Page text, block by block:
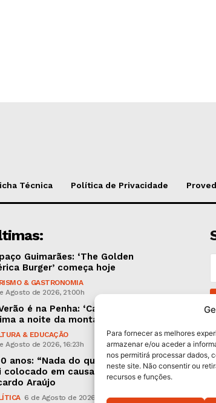
Para fornecer as melhores
armazenar e/ou aceder a
nos permitirá processar dados,
neste site. Não consentir ou
recursos e funções.
Técnica Política de Privacidade
Guimarães: ‘The Golden
Burger’ começa hoje
& GASTRONOMIA
Agosto de 2026, 21:00h
é na Penha: ‘Captain Boy’
a noite da montanha
& EDUCAÇÃO
Agosto de 2026, 16:23h
anos: “Nada do que vinha de trás
colocado em causa”, garante
Araújo
6 de Agosto de 2026, 13:03h